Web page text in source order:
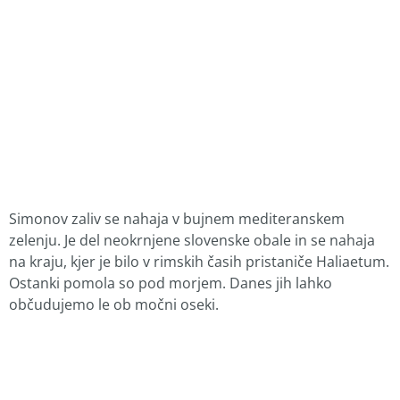
Simonov zaliv se nahaja v bujnem mediteranskem
zelenju. Je del neokrnjene slovenske obale in se nahaja
na kraju, kjer je bilo v rimskih časih pristaniče Haliaetum.
Ostanki pomola so pod morjem. Danes jih lahko
občudujemo le ob močni oseki.